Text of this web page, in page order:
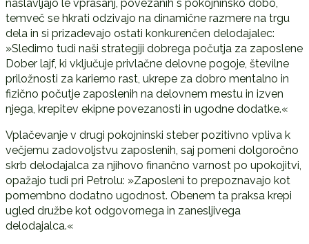
naslavljajo le vprašanj, povezanih s pokojninsko dobo,
temveč se hkrati odzivajo na dinamične razmere na trgu
dela in si prizadevajo ostati konkurenčen delodajalec:
»Sledimo tudi naši strategiji dobrega počutja za zaposlene
Dober lajf, ki vključuje privlačne delovne pogoje, številne
priložnosti za karierno rast, ukrepe za dobro mentalno in
fizično počutje zaposlenih na delovnem mestu in izven
njega, krepitev ekipne povezanosti in ugodne dodatke.«
Vplačevanje v drugi pokojninski steber pozitivno vpliva k
večjemu zadovoljstvu zaposlenih, saj pomeni dolgoročno
skrb delodajalca za njihovo finančno varnost po upokojitvi,
opažajo tudi pri Petrolu: »Zaposleni to prepoznavajo kot
pomembno dodatno ugodnost. Obenem ta praksa krepi
ugled družbe kot odgovornega in zanesljivega
delodajalca.«